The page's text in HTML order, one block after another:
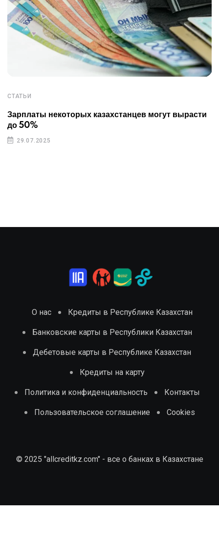
СТАТЬИ
Зарплаты некоторых казахстанцев могут вырасти
до 50%
29.07.2025
О нас Кредиты в Республике Казахстан
Банковские карты в Республики Казахстан
Дебетовые карты в Республике Казахстан
Кредиты на карту
Политика и конфиденциальность Контакты
Пользовательское соглашение Cookies
© 2025 "allcreditkz.com" - все о банках в Казахстане